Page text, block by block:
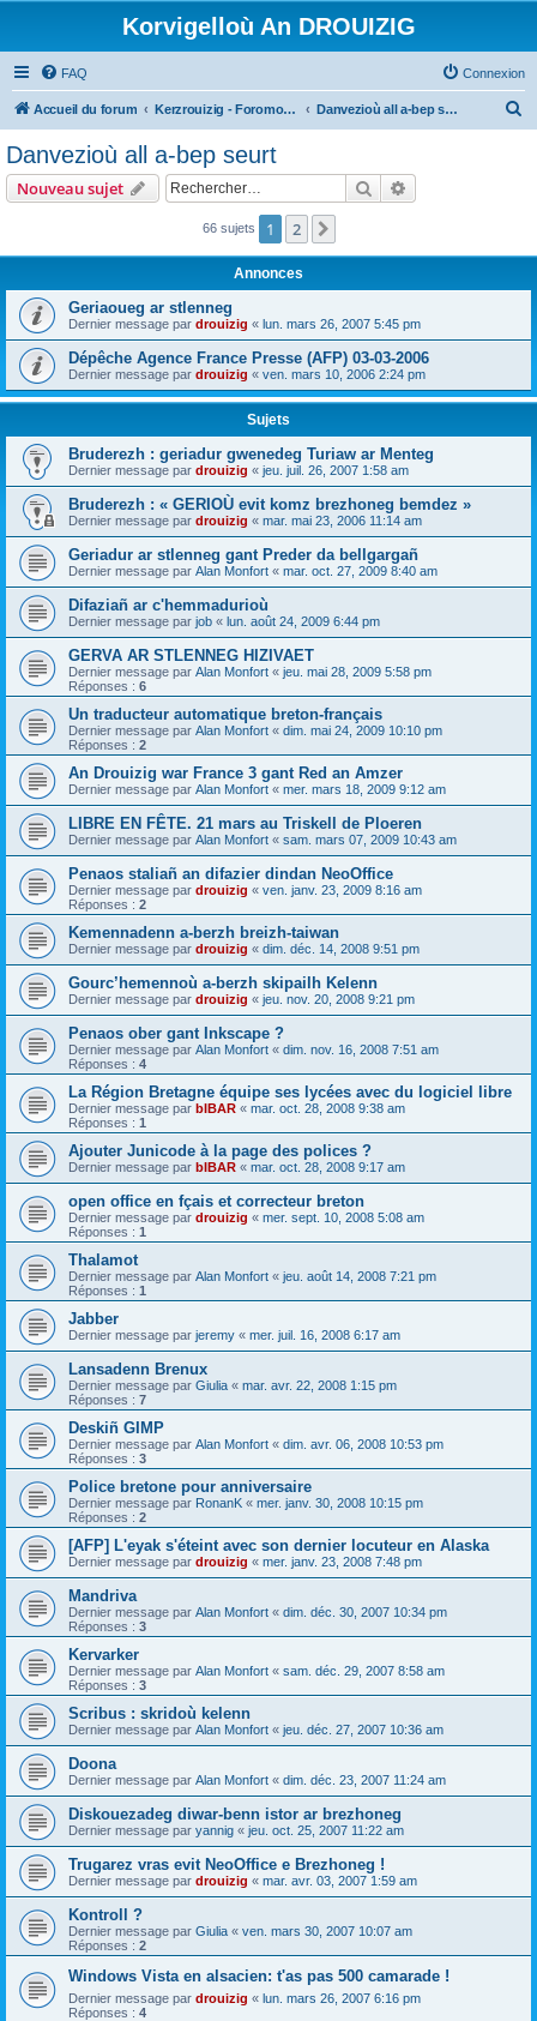
Korvigelloù An DROUIZIG
FAQ Connexion
Accueil du forum Kerzrouizig - Foromoù An Drouizig Danvezioù all a-bep seurt
e
Danvezioù all a-bep seurt
Nouveau sujet Rechercher
66 sujets 1 2
Annonces
Geriaoueg ar stlenneg
Dernier message par drouizig « lun. mars 26, 2007 5:45 pm
Dépêche Agence France Presse (AFP) 03-03-2006
Dernier message par drouizig « ven. mars 10, 2006 2:24 pm
Sujets
Bruderezh : geriadur gwenedeg Turiaw ar Menteg
Dernier message par drouizig « jeu. juil. 26, 2007 1:58 am
Bruderezh : « GERIOÙ evit komz brezhoneg bemdez »
Dernier message par drouizig « mar. mai 23, 2006 11:14 am
Geriadur ar stlenneg gant Preder da bellgargañ
Dernier message par Alan Monfort « mar. oct. 27, 2009 8:40 am
Difaziañ ar c'hemmadurioù
Dernier message par job « lun. août 24, 2009 6:44 pm
GERVA AR STLENNEG HIZIVAET
Dernier message par Alan Monfort « jeu. mai 28, 2009 5:58 pm
Réponses : 6
Un traducteur automatique breton-français
Dernier message par Alan Monfort « dim. mai 24, 2009 10:10 pm
Réponses : 2
An Drouizig war France 3 gant Red an Amzer
Dernier message par Alan Monfort « mer. mars 18, 2009 9:12 am
LIBRE EN FÊTE. 21 mars au Triskell de Ploeren
Dernier message par Alan Monfort « sam. mars 07, 2009 10:43 am
Penaos staliañ an difazier dindan NeoOffice
Dernier message par drouizig « ven. janv. 23, 2009 8:16 am
Réponses : 2
Kemennadenn a-berzh breizh-taiwan
Dernier message par drouizig « dim. déc. 14, 2008 9:51 pm
Gourc’hemennoù a-berzh skipailh Kelenn
Dernier message par drouizig « jeu. nov. 20, 2008 9:21 pm
Penaos ober gant Inkscape ?
Dernier message par Alan Monfort « dim. nov. 16, 2008 7:51 am
Réponses : 4
La Région Bretagne équipe ses lycées avec du logiciel libre
Dernier message par bIBAR « mar. oct. 28, 2008 9:38 am
Réponses : 1
Ajouter Junicode à la page des polices ?
Dernier message par bIBAR « mar. oct. 28, 2008 9:17 am
open office en fçais et correcteur breton
Dernier message par drouizig « mer. sept. 10, 2008 5:08 am
Réponses : 1
Thalamot
Dernier message par Alan Monfort « jeu. août 14, 2008 7:21 pm
Réponses : 1
Jabber
Dernier message par jeremy « mer. juil. 16, 2008 6:17 am
Lansadenn Brenux
Dernier message par Giulia « mar. avr. 22, 2008 1:15 pm
Réponses : 7
Deskiñ GIMP
Dernier message par Alan Monfort « dim. avr. 06, 2008 10:53 pm
Réponses : 3
Police bretone pour anniversaire
Dernier message par RonanK « mer. janv. 30, 2008 10:15 pm
Réponses : 2
[AFP] L'eyak s'éteint avec son dernier locuteur en Alaska
Dernier message par drouizig « mer. janv. 23, 2008 7:48 pm
Mandriva
Dernier message par Alan Monfort « dim. déc. 30, 2007 10:34 pm
Réponses : 3
Kervarker
Dernier message par Alan Monfort « sam. déc. 29, 2007 8:58 am
Réponses : 3
Scribus : skridoù kelenn
Dernier message par Alan Monfort « jeu. déc. 27, 2007 10:36 am
Doona
Dernier message par Alan Monfort « dim. déc. 23, 2007 11:24 am
Diskouezadeg diwar-benn istor ar brezhoneg
Dernier message par yannig « jeu. oct. 25, 2007 11:22 am
Trugarez vras evit NeoOffice e Brezhoneg !
Dernier message par drouizig « mar. avr. 03, 2007 1:59 am
Kontroll ?
Dernier message par Giulia « ven. mars 30, 2007 10:07 am
Réponses : 2
Windows Vista en alsacien: t'as pas 500 camarade !
Dernier message par drouizig « lun. mars 26, 2007 6:16 pm
Réponses : 4